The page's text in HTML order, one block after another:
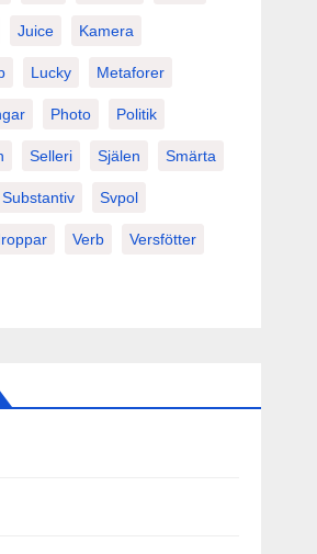
Juice Kamera
Lucky Metaforer
Photo Politik
Selleri Själen Smärta
Substantiv Svpol
Verb Versfötter